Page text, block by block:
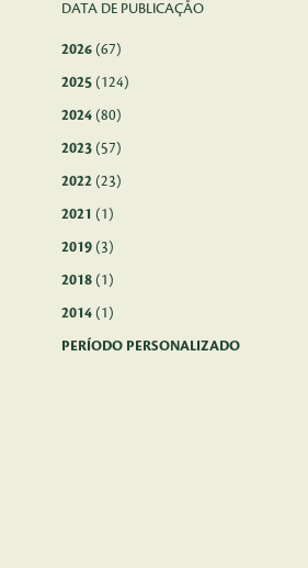
DATA DE PUBLICAÇÃO
2026 (67)
2025 (124)
2024 (80)
2023 (57)
2022 (23)
2021 (1)
2019 (3)
2018 (1)
2014 (1)
PERÍODO PERSONALIZADO